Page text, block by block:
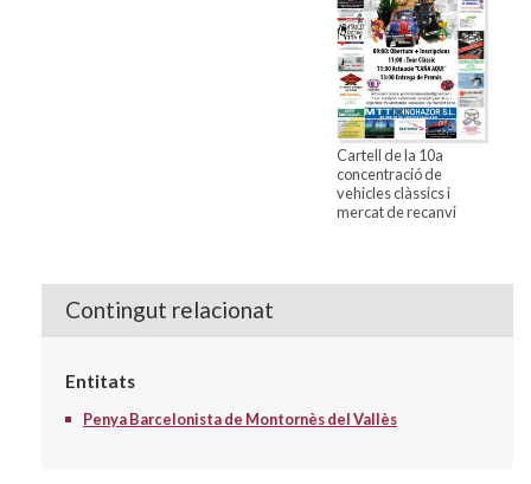
Cartell de la 10a
concentració de
vehicles clàssics i
mercat de recanvi
Contingut relacionat
Entitats
Penya Barcelonista de Montornès del Vallès